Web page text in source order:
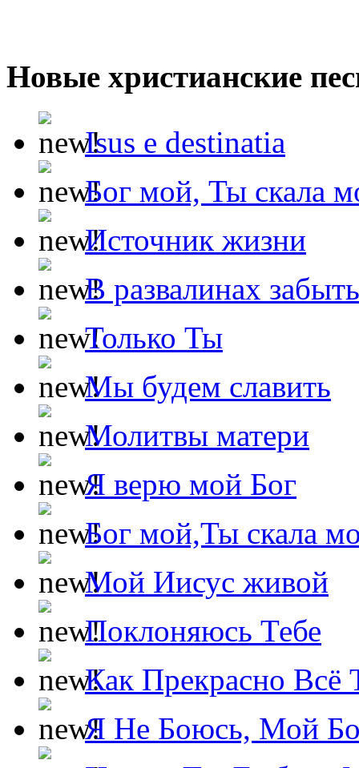
Новые христианские
Isus e destinatia
Бог мой, Ты скала
Источник жизни
В развалинах
Только Ты
Мы будем славить
Молитвы матери
Я верю мой Бог
Бог мой,Ты скала
Мой Иисус живой
Поклоняюсь Тебе
Как Прекрасно Всё
Я Не Боюсь, Мой